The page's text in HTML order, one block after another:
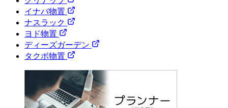
イナバ物置
ナスラック
ヨド物置
ディーズガーデン
タクボ物置